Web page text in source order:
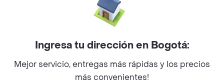
Facebook
Twitter
Instagram
©2026Rappi Inc. All rights reserved.
Ingresa tu dirección en Bogotá:
Mejor servicio, entregas más rápidas y los precios
más convenientes!